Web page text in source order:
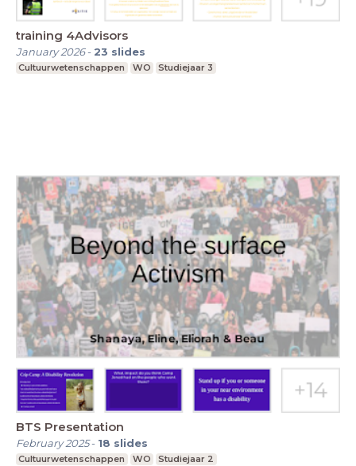
training 4Advisors
January 2026- 23 slides
Cultuurwetenschappen WO Studiejaar 3
BTS Presentation
February 2025- 18 slides
Cultuurwetenschappen WO Studiejaar 2